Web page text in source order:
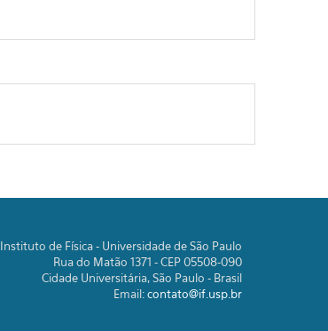
Instituto de Física - Universidade de São Paulo
Rua do Matão 1371 - CEP 05508-090
Cidade Universitária, São Paulo - Brasil
Email:contato@if.usp.br